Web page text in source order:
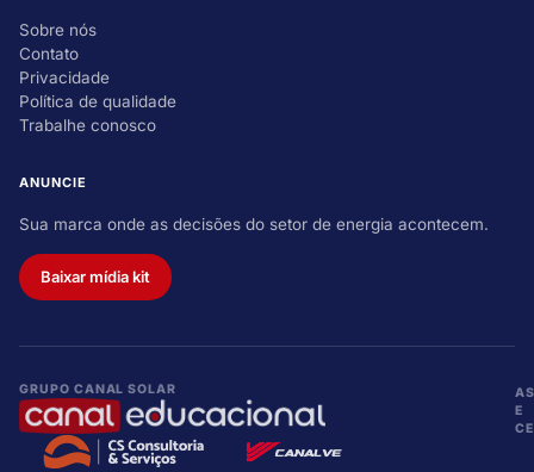
Sobre nós
Contato
Privacidade
Política de qualidade
Trabalhe conosco
ANUNCIE
Sua marca onde as decisões do setor de energia acontecem.
Baixar mídia kit
GRUPO CANAL SOLAR
E